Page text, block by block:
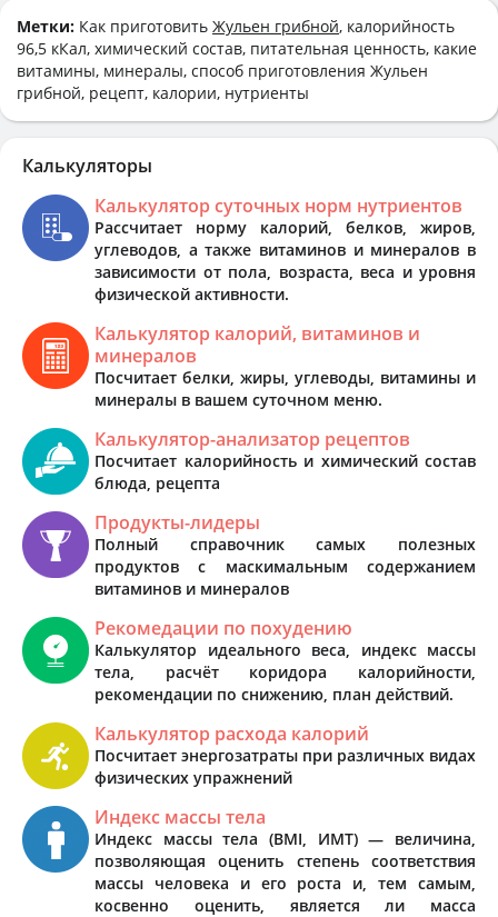
Метки: Как приготовить Жульен грибной, калорийность
96,5 кКал, химический состав, питательная ценность, какие
витамины, минералы, способ приготовления Жульен
грибной, рецепт, калории, нутриенты
Калькуляторы
Калькулятор суточных норм нутриентов
Рассчитает норму калорий, белков, жиров,
углеводов, а также витаминов и минералов в
зависимости от пола, возраста, веса и уровня
физической активности.
Калькулятор калорий, витаминов и
минералов
Посчитает белки, жиры, углеводы, витамины и
минералы в вашем суточном меню.
Калькулятор-анализатор рецептов
Посчитает калорийность и химический состав
блюда, рецепта
Продукты-лидеры
Полный справочник самых полезных
продуктов с маскимальным содержанием
витаминов и минералов
Рекомедации по похудению
Калькулятор идеального веса, индекс массы
тела, расчёт коридора калорийности,
рекомендации по снижению, план действий.
Калькулятор расхода калорий
Посчитает энергозатраты при различных видах
физических упражнений
Индекс массы тела
Индекс массы тела (BMI, ИМТ) — величина,
позволяющая оценить степень соответствия
массы человека и его роста и, тем самым,
косвенно оценить, является ли масса